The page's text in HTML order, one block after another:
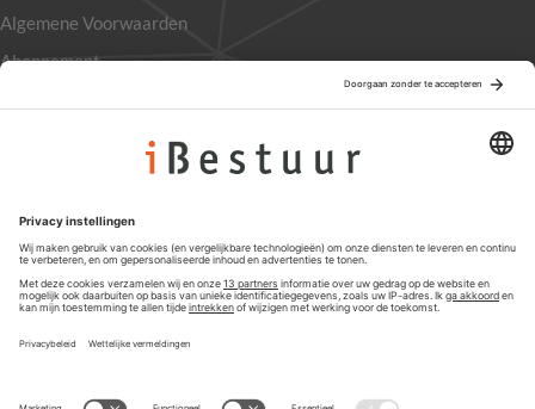
Algemene Voorwaarden
Abonnement
Privacyinstellingen